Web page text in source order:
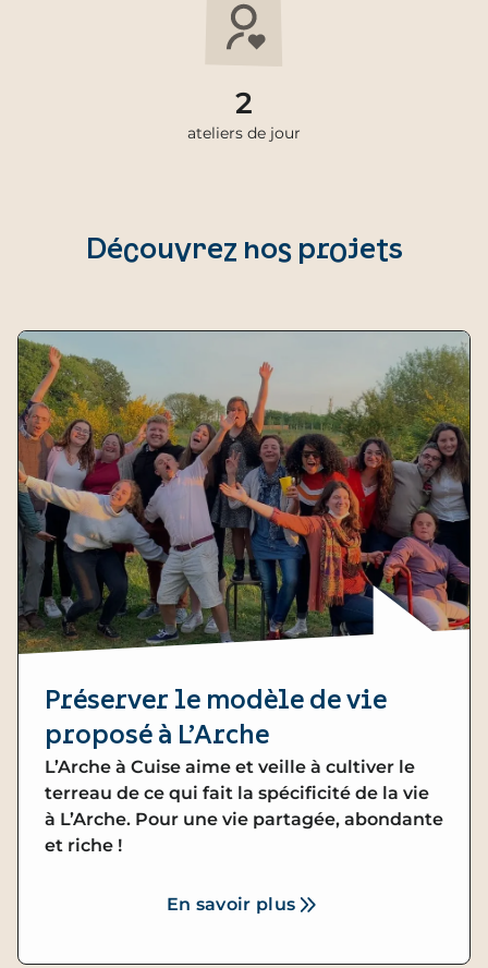
2
ateliers de jour
Découvrez nos projets
Préserver le modèle de vie
proposé à L’Arche
L’Arche à Cuise aime et veille à cultiver le
terreau de ce qui fait la spécificité de la vie
à L’Arche. Pour une vie partagée, abondante
et riche !
En savoir plus